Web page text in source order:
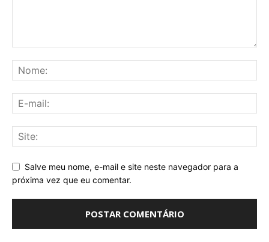
Salve meu nome, e-mail e site neste navegador para a
próxima vez que eu comentar.